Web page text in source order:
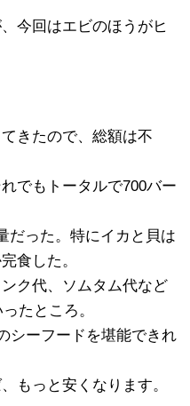
今回はエビのほうがヒ
きたので、総額は不
でもトータルで700バー
だった。特にイカと貝は
食した。
ク代、ソムタム代など
たところ。
シーフードを堪能できれ
もっと安くなります。